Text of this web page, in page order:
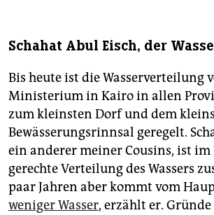
Schahat Abul Eisch, der
Bis heute ist die Wasserverteilung
Ministerium in Kairo in allen
zum kleinsten Dorf und dem
Bewässerungsrinnsal geregelt.
ein anderer meiner Cousins, ist
gerechte Verteilung des Wassers
paar Jahren aber kommt vom
weniger Wasser, erzählt er.